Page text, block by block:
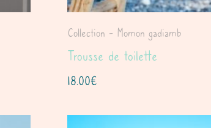
Collection - Momon gadiamb
Trousse de toilette
18.00€